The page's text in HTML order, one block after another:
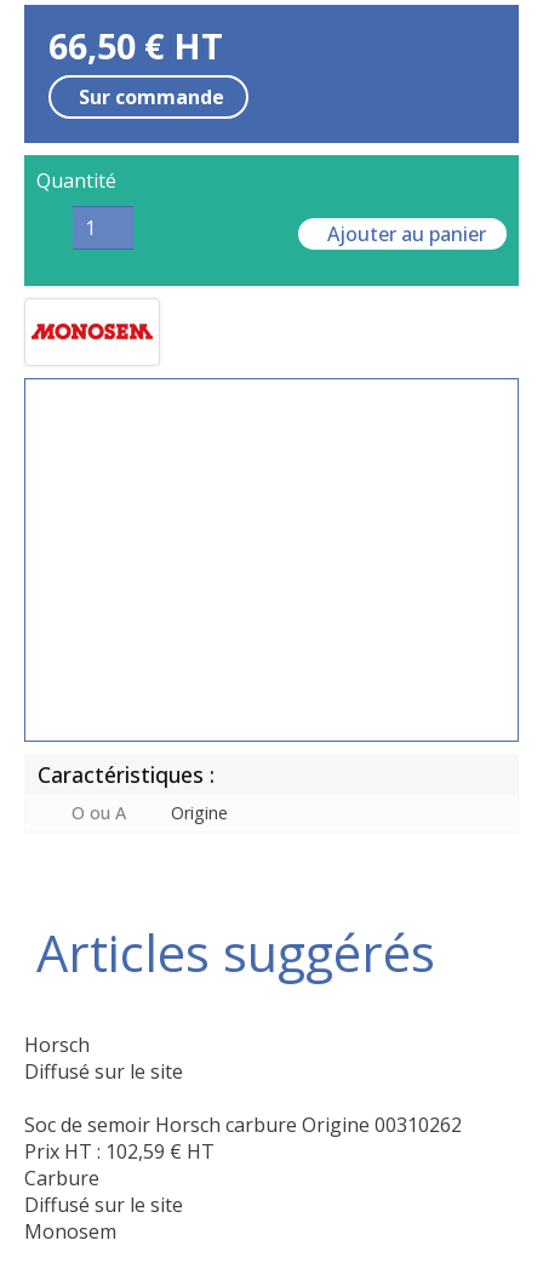
Caractéristiques :
O ou A Origine
66,50 € HT
Sur commande
Quantité
Ajouter au panier
Articles suggérés
Horsch
Diffusé sur le site
Soc de semoir Horsch carbure Origine 00310262
Prix HT : 102,59 € HT
Carbure
Diffusé sur le site
Monosem